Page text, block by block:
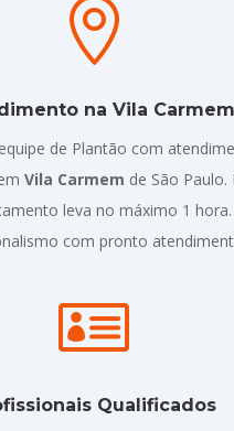

na Vila Carmem
de Plantão com
Vila Carmem de São Paulo.
leva no máximo 1 hora.
com pronto

Qualificados